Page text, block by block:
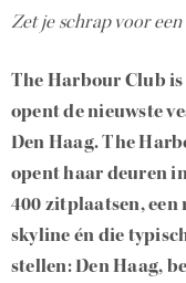
Zet je schrap voor
The Harbour Club
opent de nieuwste
Den Haag. The
opent haar deuren
400 zitplaatsen,
skyline én die
stellen: Den Haag,